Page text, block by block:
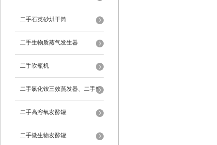
二手石英砂烘干筒
二手生物质蒸气发生器
二手吹瓶机
二手氯化铵三效蒸发器、二手*
蒸发器
二手高溶氧发酵罐
二手微生物发酵罐